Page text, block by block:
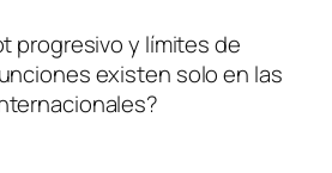
progresivo y límites de
existen solo en las